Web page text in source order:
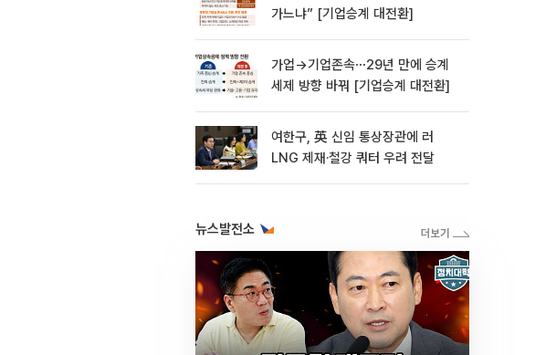
가느냐” [기업승계 대전환]
가업→기업존속⋯29년 만에 승계
세제 방향 바꿔 [기업승계 대전환]
여한구, 英 신임 통상장관에 러
LNG 제재·철강 쿼터 우려 전달
뉴스발전소